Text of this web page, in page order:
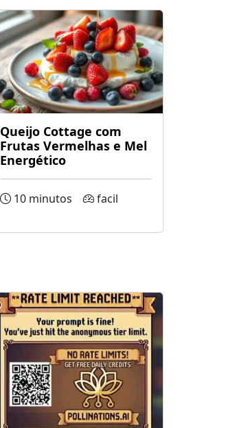
Queijo Cottage com
Frutas Vermelhas e Mel
Energético
10 minutos facil